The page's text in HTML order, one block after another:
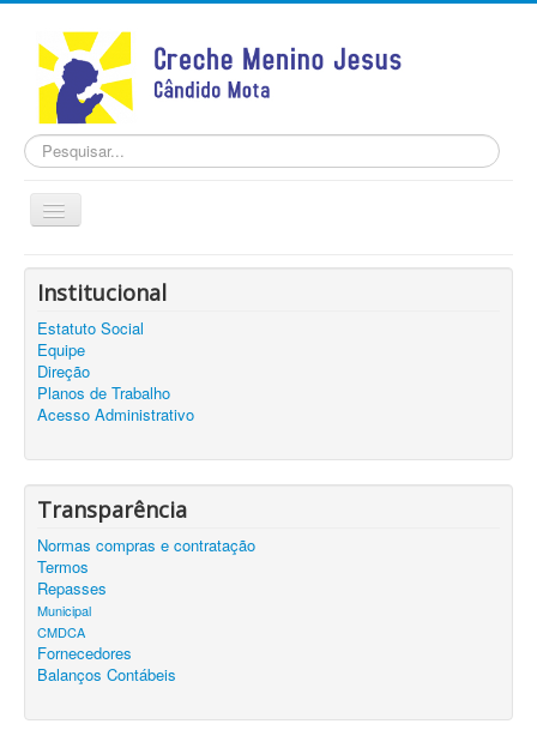
Pesquisar...
Alternar
Navegação
Home
INSTITUCIONAL
TRANSPARÊNCIA
Notícias
Contato
Institucional
Estatuto Social
Equipe
Direção
Planos de Trabalho
Acesso Administrativo
Transparência
Normas compras e contratação
Termos
Repasses
Municipal
CMDCA
Fornecedores
Balanços Contábeis